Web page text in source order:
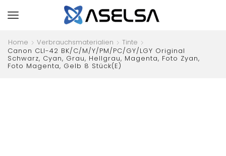
Home Verbrauchsmaterialien
Tinte
Canon CLI-42 BK/C/M/Y/PM/PC/GY/LGY Original
Schwarz, Cyan, Grau, Hellgrau, Magenta, Foto Zyan,
Foto Magenta, Gelb 8 Stück(e)